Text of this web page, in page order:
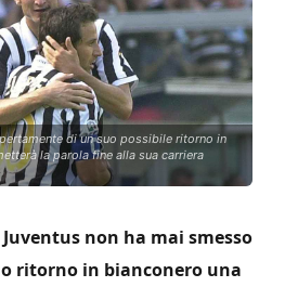
di un suo possibile ritorno in
la parola fine alla sua carriera
Juventus non ha mai smesso
ritorno in bianconero una